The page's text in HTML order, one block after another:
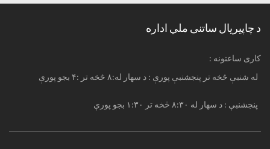
د چاپیریال ساتنی ملي اداره
: کاری ساعتونه
له شنبې څخه تر پنجشنبې پورې : د سهار له:۸ څخه تر :۴ بجو پورې
پنجشنبې : د سهار له ۸:۳۰ څخه تر ۱:۳۰ بجو پورې